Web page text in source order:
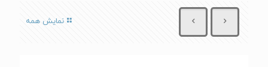
نمایش همه